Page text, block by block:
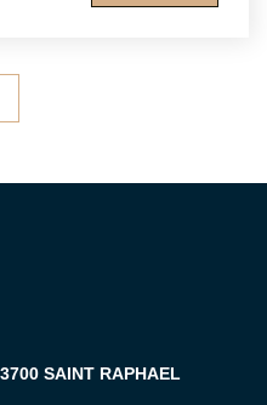
salle d'eau avec WC.
SAINT RAPHAEL